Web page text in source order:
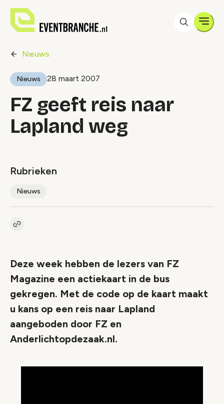
Nieuws
Nieuws 28 maart 2007
FZ geeft reis naar
Lapland weg
Rubrieken
Nieuws
Kopieer link naar artikel
Deze week hebben de lezers van FZ
Magazine een actiekaart in de bus
gekregen. Met de code op de kaart maakt
u kans op een reis naar Lapland
aangeboden door FZ en
Anderlichtopdezaak.nl.